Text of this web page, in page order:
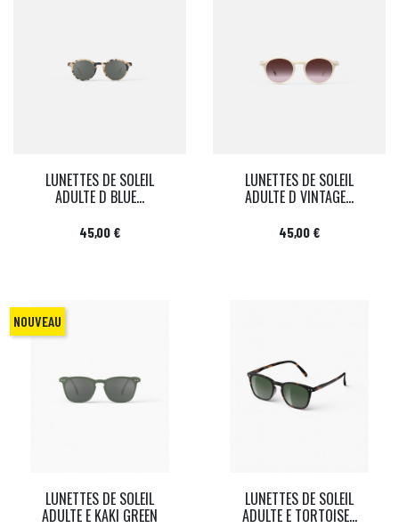
LUNETTES DE SOLEIL
ADULTE D BLUE...
Prix
45,00 €
LUNETTES DE SOLEIL
ADULTE D VINTAGE...
Prix
45,00 €
LUNETTES DE SOLEIL
ADULTE E KAKI GREEN
NOUVEAU
LUNETTES DE SOLEIL
ADULTE E TORTOISE...